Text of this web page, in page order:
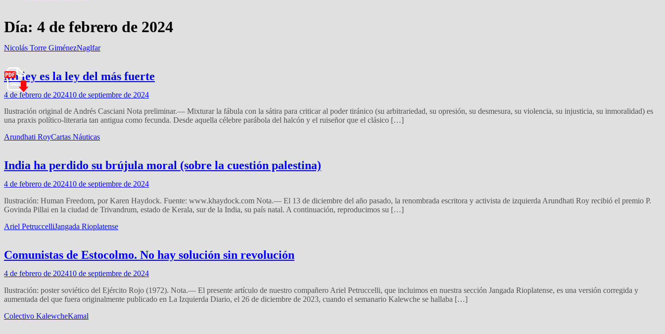
Día: 4 de febrero de 2024
Nicolás Torre GiménezNaglfar
Mi ley es la ley del más fuerte
4 de febrero de 202410 de septiembre de 2024
Ilustración original de Andrés Casciani Nota preliminar.— Mixturar la fábula con la sátira para criticar al poder tiránico (su arbitrariedad, su opresión, su desmesura, su violencia, su injusticia, su inmoralidad) es
una praxis político-literaria tan antigua como fecunda. Desde aquella célebre parábola del halcón y el ruiseñor que el clásico […]
Arundhati RoyCartas Náuticas
India ha perdido su brújula moral (sobre la cuestión palestina)
4 de febrero de 202410 de septiembre de 2024
Ilustración: Human Freedom, por Karen Haydock. Fuente: www.khaydock.com Nota.— El 13 de diciembre del año pasado, la renombrada escritora y activista de izquierda Arundhati Roy recibió el premio P.
Govinda Pillai en la ciudad de Trivandrum, estado de Kerala, sur de la India, su país natal. A continuación, reproducimos su […]
Ariel PetruccelliJangada Rioplatense
Comunistas de Estocolmo. No hay solución sin revolución
4 de febrero de 202410 de septiembre de 2024
Ilustración: poster soviético del Ejército Rojo (1972). Nota.— El presente artículo de nuestro compañero Ariel Petruccelli, que incluimos en nuestra sección Jangada Rioplatense, es una versión corregida y
aumentada del que fuera originalmente publicado en La Izquierda Diario, el 26 de diciembre de 2023, cuando el semanario Kalewche se hallaba […]
Colectivo KalewcheKamal